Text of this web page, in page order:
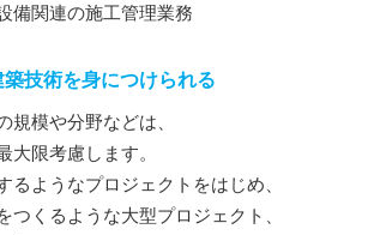
備関連の施工管理業務
技術を身につけられる
規模や分野などは、
大限考慮します。
るようなプロジェクトをはじめ、
つくるような大型プロジェクト、